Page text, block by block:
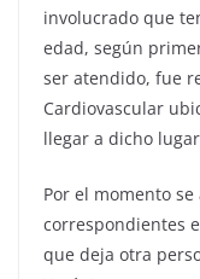
involucrado que
edad, según
ser atendido, fue
Cardiovascular
llegar a dicho
Por el momento
correspondientes
que deja otra